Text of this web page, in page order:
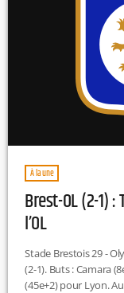
À la une
Brest-OL (2-1)
l’OL
Stade Brestois 29 -
(2-1). Buts : Camara
(45e+2) pour Lyon.